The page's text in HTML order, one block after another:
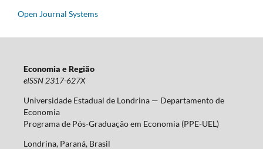
Open Journal Systems
Economia e Região
eISSN 2317-627X
Universidade Estadual de Londrina — Departamento de
Economia
Programa de Pós-Graduação em Economia (PPE-UEL)
Londrina, Paraná, Brasil